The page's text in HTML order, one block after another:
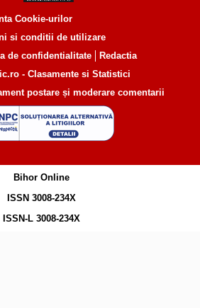
Cookie-urilor
si conditii de utilizare
de confidentialitate
Redactia
postare și moderare comentarii
Bihor Online
ISSN 3008-234X
ISSN-L 3008-234X